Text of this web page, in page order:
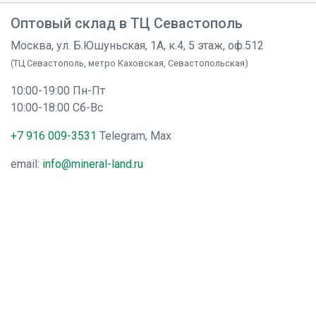
Оптовый склад в ТЦ Севастополь
Москва, ул. Б.Юшуньская, 1А, к.4, 5 этаж, оф.512
(ТЦ Севастополь, метро Каховская, Севастопольская)
10:00-19:00 Пн-Пт
10:00-18:00 Сб-Вс
+7 916 009-3531 Telegram, Max
email: info@mineral-land.ru